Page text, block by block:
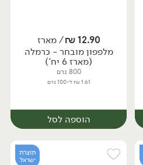
מארז
12.90
₪/ מארז
מלפפון מובחר - כרמלה
(מארז 6 יח')
800 גרם
1.61 ₪ ל-100 גרם
הוספה לסל
תוצרת
ישראל